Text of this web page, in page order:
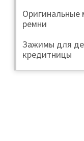
Оригинальные
ремни
Зажимы для
кредитницы